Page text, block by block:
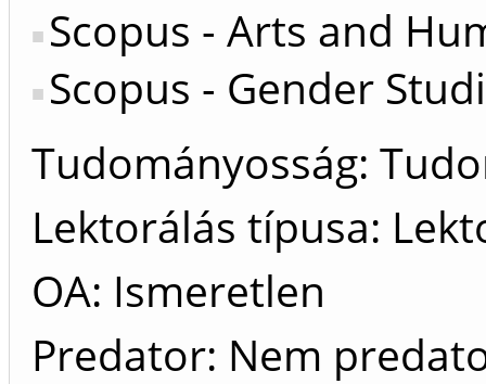
Scopus - Arts and
Scopus - Gender
Tudományosság:
Lektorálás típusa:
OA: Ismeretlen
Predator: Nem